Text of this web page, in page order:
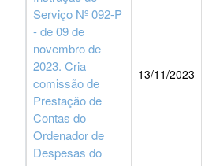
Serviço Nº 092-P
- de 09 de
novembro de
2023. Cria
comissão de
Prestação de
Contas do
Ordenador de
Despesas do
13/11/2023